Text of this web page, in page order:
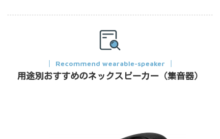
Recommend wearable-speaker
用途別おすすめのネックスピーカー（集音器）